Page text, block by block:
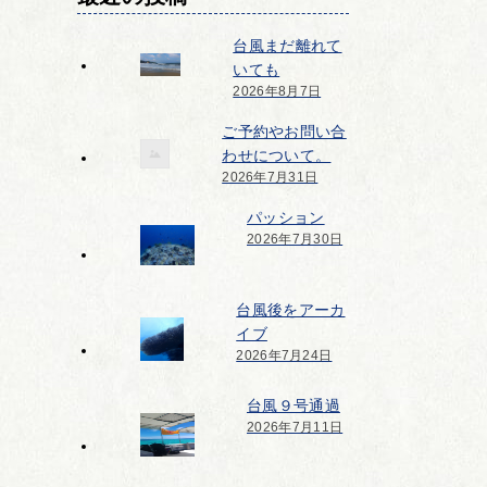
台風まだ離れて
いても
2026年8月7日
ご予約やお問い合
わせについて。
2026年7月31日
パッション
2026年7月30日
台風後をアーカ
イブ
2026年7月24日
台風９号通過
2026年7月11日